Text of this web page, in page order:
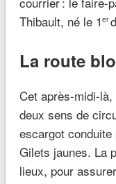
Thibault, né le 1 er
La route
Cet après-midi-
deux sens de
escargot
Gilets jaunes. La
lieux, pour